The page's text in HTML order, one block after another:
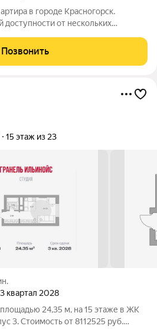
в городе Красногорск.
от нескольких
пешком; до Павшино около
а до
Позвонить
15 этаж из 23
3 квартал 2028
24,35 м, на 15 этаже в ЖК
от 8112525 руб.